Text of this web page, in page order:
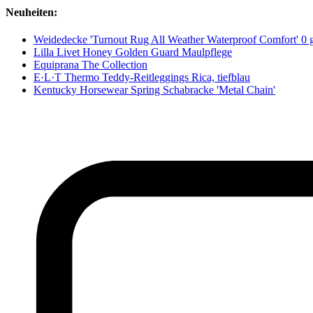
Neuheiten:
Weidedecke 'Turnout Rug All Weather Waterproof Comfort' 0
Lilla Livet Honey Golden Guard Maulpflege
Equiprana The Collection
E·L·T Thermo Teddy-Reitleggings Rica, tiefblau
Kentucky Horsewear Spring Schabracke 'Metal Chain'